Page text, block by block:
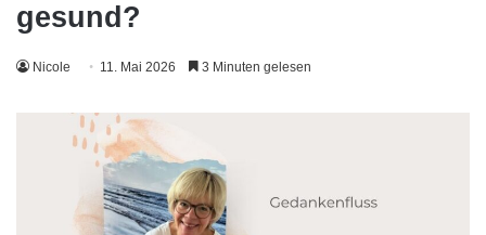
gesund?
Nicole 11. Mai 2026 3 Minuten gelesen